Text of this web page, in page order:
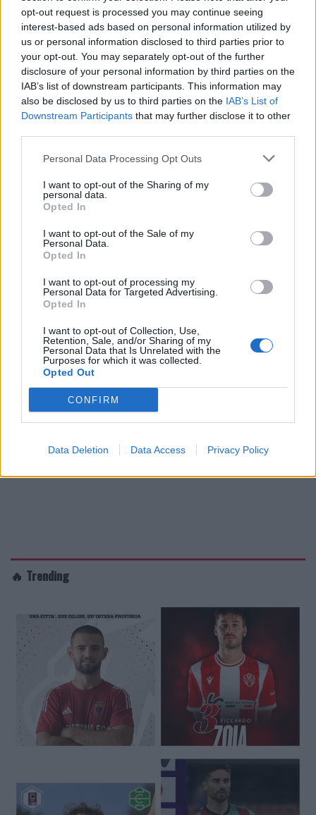
opt-out request is processed you may continue seeing
interest-based ads based on personal information utilized by
us or personal information disclosed to third parties prior to
your opt-out. You may separately opt-out of the further
disclosure of your personal information by third parties on the
IAB’s list of downstream participants. This information may
also be disclosed by us to third parties on the IAB’s List of
Downstream Participants that may further disclose it to other
Personal Data Processing Opt Outs
I want to opt-out of the Sharing of my
personal data.
Opted In
I want to opt-out of the Sale of my
Personal Data.
Opted In
I want to opt-out of processing my
Personal Data for Targeted Advertising.
Opted In
I want to opt-out of Collection, Use,
Retention, Sale, and/or Sharing of my
Personal Data that Is Unrelated with the
Purposes for which it was collected.
Opted Out
CONFIRM
Data Deletion Data Access Privacy Policy
🔥 Trending